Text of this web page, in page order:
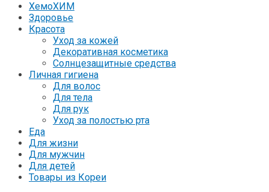
ХемоХИМ
Здоровье
Красота
Уход за кожей
Декоративная косметика
Солнцезащитные средства
Личная гигиена
Для волос
Для тела
Для рук
Уход за полостью рта
Еда
Для жизни
Для мужчин
Для детей
Товары из Кореи